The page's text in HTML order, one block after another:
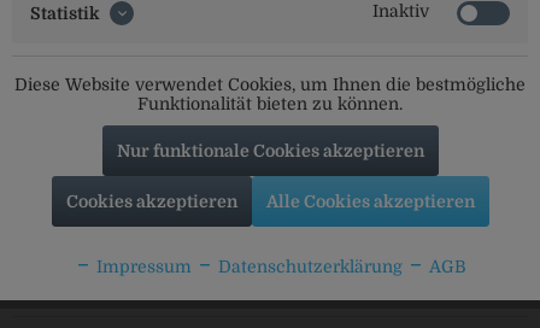
Social Media
Statistik Inaktiv
Diese Website verwendet Cookies, um Ihnen die bestmögliche
Funktionalität bieten zu können.
Nur funktionale Cookies akzeptieren
Cookies akzeptieren Alle Cookies akzeptieren
Impressum Datenschutzerklärung AGB